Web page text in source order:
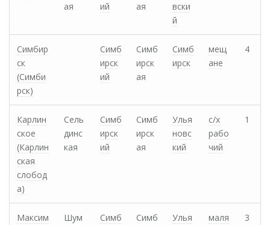
ая
ий
ая
вски
й
Симбир
ск
(Симби
рск)
Симб
ирск
ий
Симб
ирск
ая
Симб
ирск
мещ
ане
4
Карлин
ское
(Карлин
ская
слобод
а)
Сель
динс
кая
Симб
ирск
ий
Симб
ирск
ая
Улья
новс
кий
с/х
рабо
чий
1
Максим
Шум
Симб
Симб
Улья
маля
3